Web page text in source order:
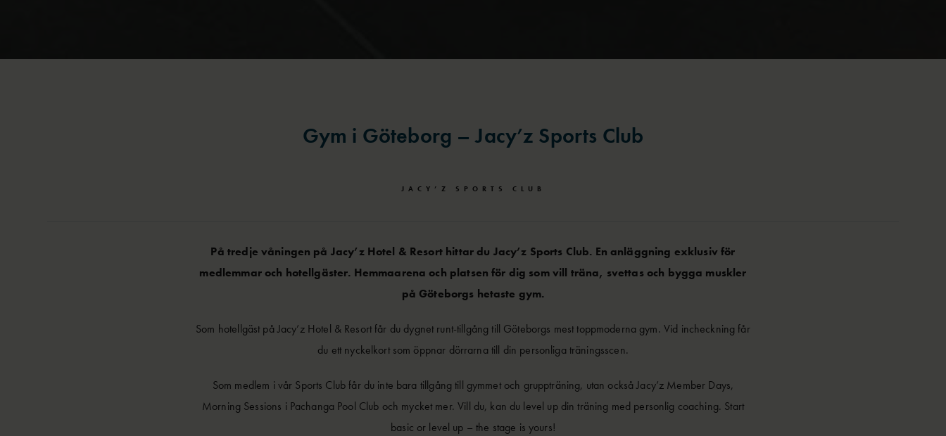
Gym i Göteborg – Jacy’z Sports Club
JACY’Z SPORTS CLUB
På tredje våningen på Jacy’z Hotel & Resort hittar du Jacy’z Sports Club. En anläggning exklusiv för
medlemmar och hotellgäster. Hemmaarena och platsen för dig som vill träna, svettas och bygga muskler
på Göteborgs hetaste gym.
Som hotellgäst på Jacy’z Hotel & Resort får du dygnet runt-tillgång till Göteborgs mest toppmoderna gym. Vid incheckning får
du ett nyckelkort som öppnar dörrarna till din personliga träningsscen.
Som medlem i vår Sports Club får du inte bara tillgång till gymmet och gruppträning, utan också Jacy’z Member Days,
Morning Sessions i Pachanga Pool Club och mycket mer. Vill du, kan du level up din träning med personlig coaching. Start
basic or level up – the stage is yours!